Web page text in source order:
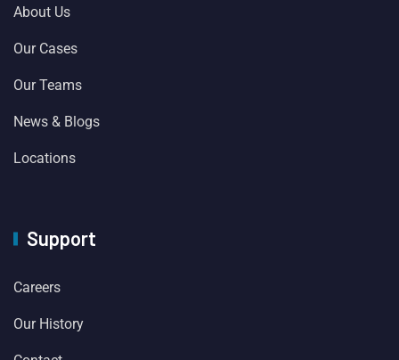
About Us
Our Cases
Our Teams
News & Blogs
Locations
Support
Careers
Our History